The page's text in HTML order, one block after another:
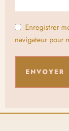
Enregistrer
navigateur pour